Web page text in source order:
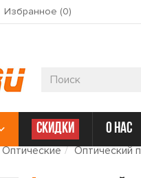
Избранное (0)
СКИДКИ о нас
Оптические Оптический